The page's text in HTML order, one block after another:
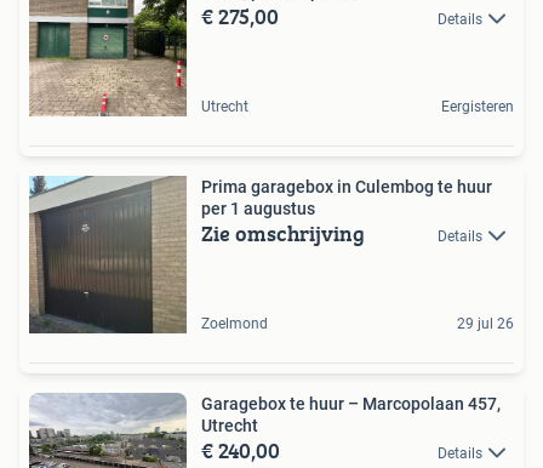
€ 275,00 Details
Utrecht Eergisteren
Prima garagebox in Culembog te huur
per 1 augustus
Zie omschrijving Details
Zoelmond 29 jul 26
Garagebox te huur – Marcopolaan 457,
Utrecht
€ 240,00 Details